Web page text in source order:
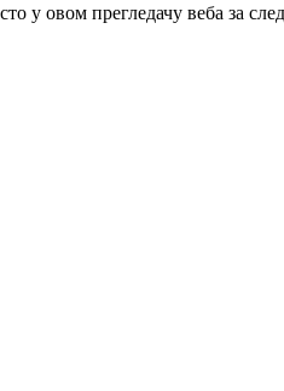
у овом прегледачу веба за